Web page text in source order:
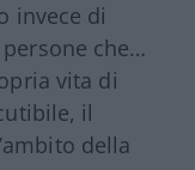
invece di
che…
vita di
il
della